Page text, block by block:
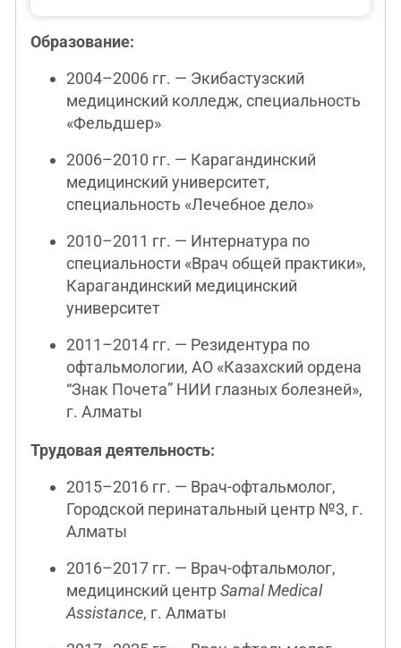
Образование:
2004–2006 гг. — Экибастузский
медицинский колледж, специальность
«Фельдшер»
2006–2010 гг. — Карагандинский
медицинский университет,
специальность «Лечебное дело»
2010–2011 гг. — Интернатура по
специальности «Врач общей практики»,
Карагандинский медицинский
университет
2011–2014 гг. — Резидентура по
офтальмологии, АО «Казахский ордена
“Знак Почета” НИИ глазных болезней»,
г. Алматы
Трудовая деятельность:
2015–2016 гг. — Врач-офтальмолог,
Городской перинатальный центр №3, г.
Алматы
2016–2017 гг. — Врач-офтальмолог,
медицинский центрSamal Medical
Assistance, г. Алматы